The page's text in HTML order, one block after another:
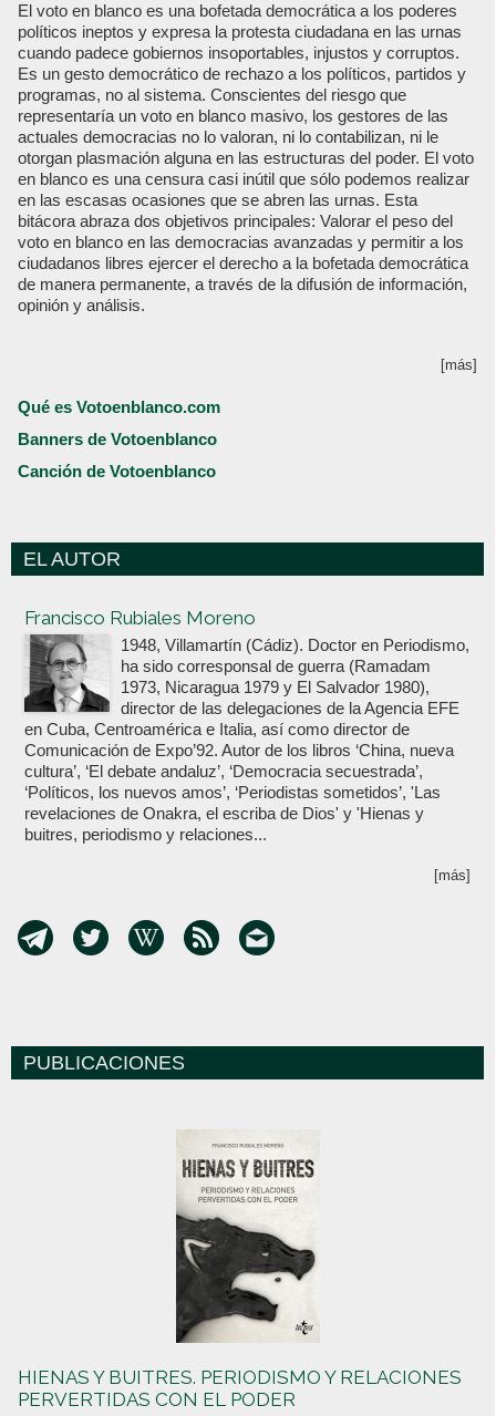
El voto en blanco es una bofetada democrática a los poderes
políticos ineptos y expresa la protesta ciudadana en las urnas
cuando padece gobiernos insoportables, injustos y corruptos.
Es un gesto democrático de rechazo a los políticos, partidos y
programas, no al sistema. Conscientes del riesgo que
representaría un voto en blanco masivo, los gestores de las
actuales democracias no lo valoran, ni lo contabilizan, ni le
otorgan plasmación alguna en las estructuras del poder. El voto
en blanco es una censura casi inútil que sólo podemos realizar
en las escasas ocasiones que se abren las urnas. Esta
bitácora abraza dos objetivos principales: Valorar el peso del
voto en blanco en las democracias avanzadas y permitir a los
ciudadanos libres ejercer el derecho a la bofetada democrática
de manera permanente, a través de la difusión de información,
opinión y análisis.
[más]
Qué es Votoenblanco.com
Banners de Votoenblanco
Canción de Votoenblanco
EL AUTOR
Francisco Rubiales Moreno
1948, Villamartín (Cádiz). Doctor en Periodismo,
ha sido corresponsal de guerra (Ramadam
1973, Nicaragua 1979 y El Salvador 1980),
director de las delegaciones de la Agencia EFE
en Cuba, Centroamérica e Italia, así como director de
Comunicación de Expo’92. Autor de los libros ‘China, nueva
cultura’, ‘El debate andaluz’, ‘Democracia secuestrada’,
‘Políticos, los nuevos amos’, ‘Periodistas sometidos’, 'Las
revelaciones de Onakra, el escriba de Dios' y 'Hienas y
buitres, periodismo y relaciones...
[más]
PUBLICACIONES
HIENAS Y BUITRES. PERIODISMO Y RELACIONES
PERVERTIDAS CON EL PODER